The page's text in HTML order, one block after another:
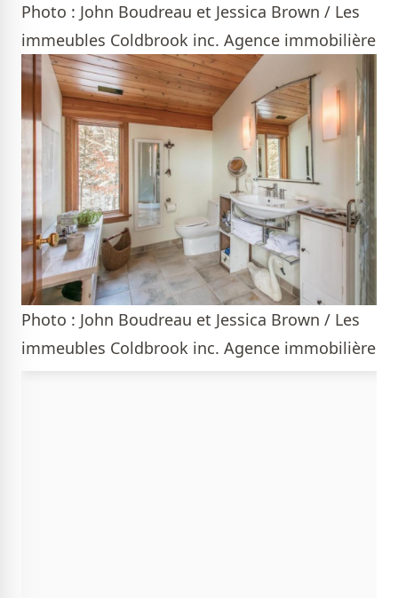
Photo : John Boudreau et Jessica Brown / Les
immeubles Coldbrook inc. Agence immobilière
Photo : John Boudreau et Jessica Brown / Les
immeubles Coldbrook inc. Agence immobilière